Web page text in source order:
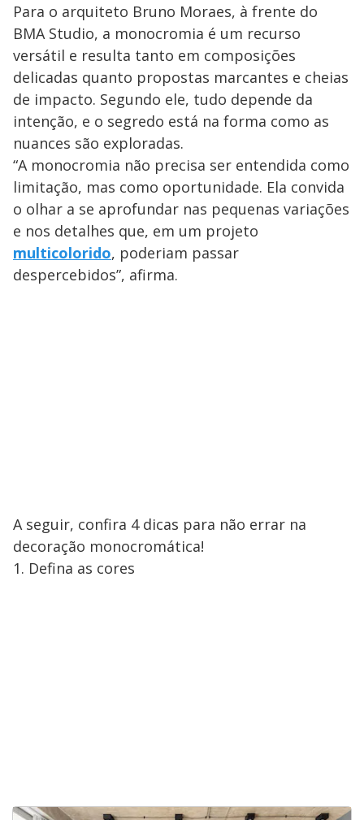
Para o arquiteto Bruno Moraes, à frente do
BMA Studio, a monocromia é um recurso
versátil e resulta tanto em composições
delicadas quanto propostas marcantes e cheias
de impacto. Segundo ele, tudo depende da
intenção, e o segredo está na forma como as
nuances são exploradas.
“A monocromia não precisa ser entendida como
limitação, mas como oportunidade. Ela convida
o olhar a se aprofundar nas pequenas variações
e nos detalhes que, em um projeto
multicolorido, poderiam passar
despercebidos”, afirma.
A seguir, confira 4 dicas para não errar na
decoração monocromática!
1. Defina as cores